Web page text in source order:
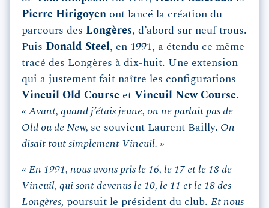
Pierre Hirigoyen ont lancé la création du
parcours des Longères, d’abord sur neuf trous.
Puis Donald Steel, en 1991, a étendu ce même
tracé des Longères à dix-huit. Une extension
qui a justement fait naître les configurations
Vineuil Old Course et Vineuil New Course.
« Avant, quand j’étais jeune, on ne parlait pas de
Old ou de New, se souvient Laurent Bailly. On
disait tout simplement Vineuil. »
« En 1991, nous avons pris le 16, le 17 et le 18 de
Vineuil, qui sont devenus le 10, le 11 et le 18 des
Longères, poursuit le président du club. Et nous